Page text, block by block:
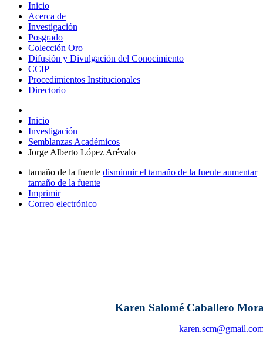
Inicio
Acerca de
Investigación
Posgrado
Colección Oro
Difusión y Divulgación del Conocimiento
CCIP
Procedimientos Institucionales
Directorio
Inicio
Investigación
Semblanzas Académicos
Jorge Alberto López Arévalo
tamaño de la fuente disminuir el tamaño de la fuente aumentar
tamaño de la fuente
Imprimir
Correo electrónico
Karen Salomé Caballero